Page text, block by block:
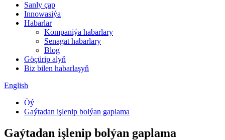
Sanly çap
Innowasiýa
Habarlar
Kompaniýa habarlary
Senagat habarlary
Blog
Göçürip alyň
Biz bilen habarlaşyň
English
Öý
Gaýtadan işlenip bolýan gaplama
Gaýtadan işlenip bolýan gaplama